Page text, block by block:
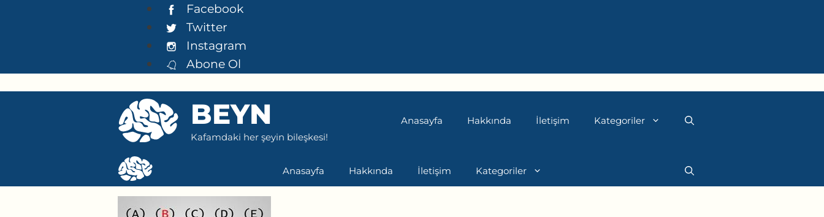
Facebook
Twitter
Instagram
Abone Ol
BEYN
Kafamdaki her şeyin bileşkesi!
Anasayfa Hakkında İletişim Kategoriler
Anasayfa Hakkında İletişim Kategoriler